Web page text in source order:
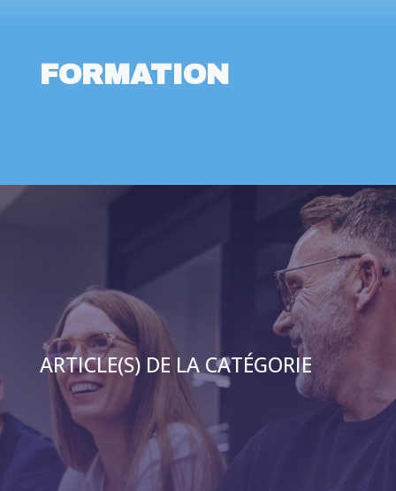
FORMATION
ARTICLE(S) DE LA CATÉGORIE